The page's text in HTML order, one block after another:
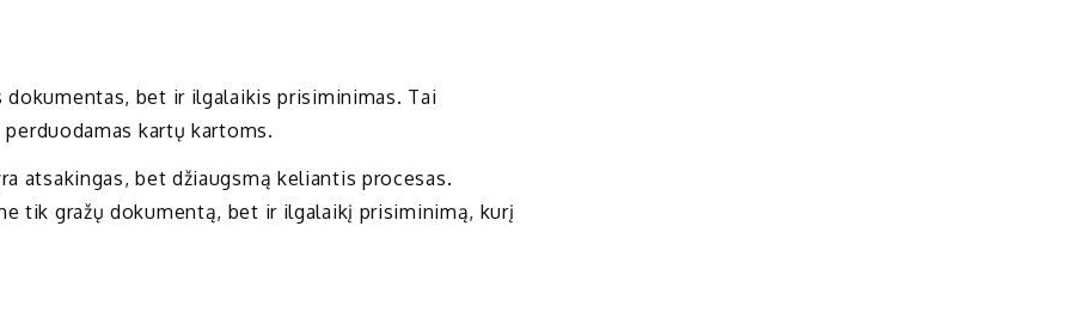
bet ir ilgalaikis prisiminimas. Tai
kartų kartoms.
atsakingas, bet džiaugsmą keliantis procesas.
tik gražų dokumentą, bet ir ilgalaikį prisiminimą, kurį